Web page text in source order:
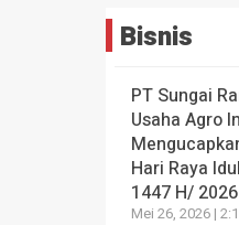
Bisnis
PT Sungai
Usaha Agro
Hari Raya
1447 H/ 2026
Mei 26, 2026 |